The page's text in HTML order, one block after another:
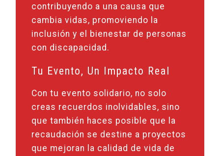
contribuyendo a una causa que
cambia vidas, promoviendo la
inclusión y el bienestar de personas
con discapacidad.
Tu Evento, Un Impacto Real
Con tu evento solidario, no solo
creas recuerdos inolvidables, sino
que también haces posible que la
recaudación se destine a proyectos
que mejoran la calidad de vida de